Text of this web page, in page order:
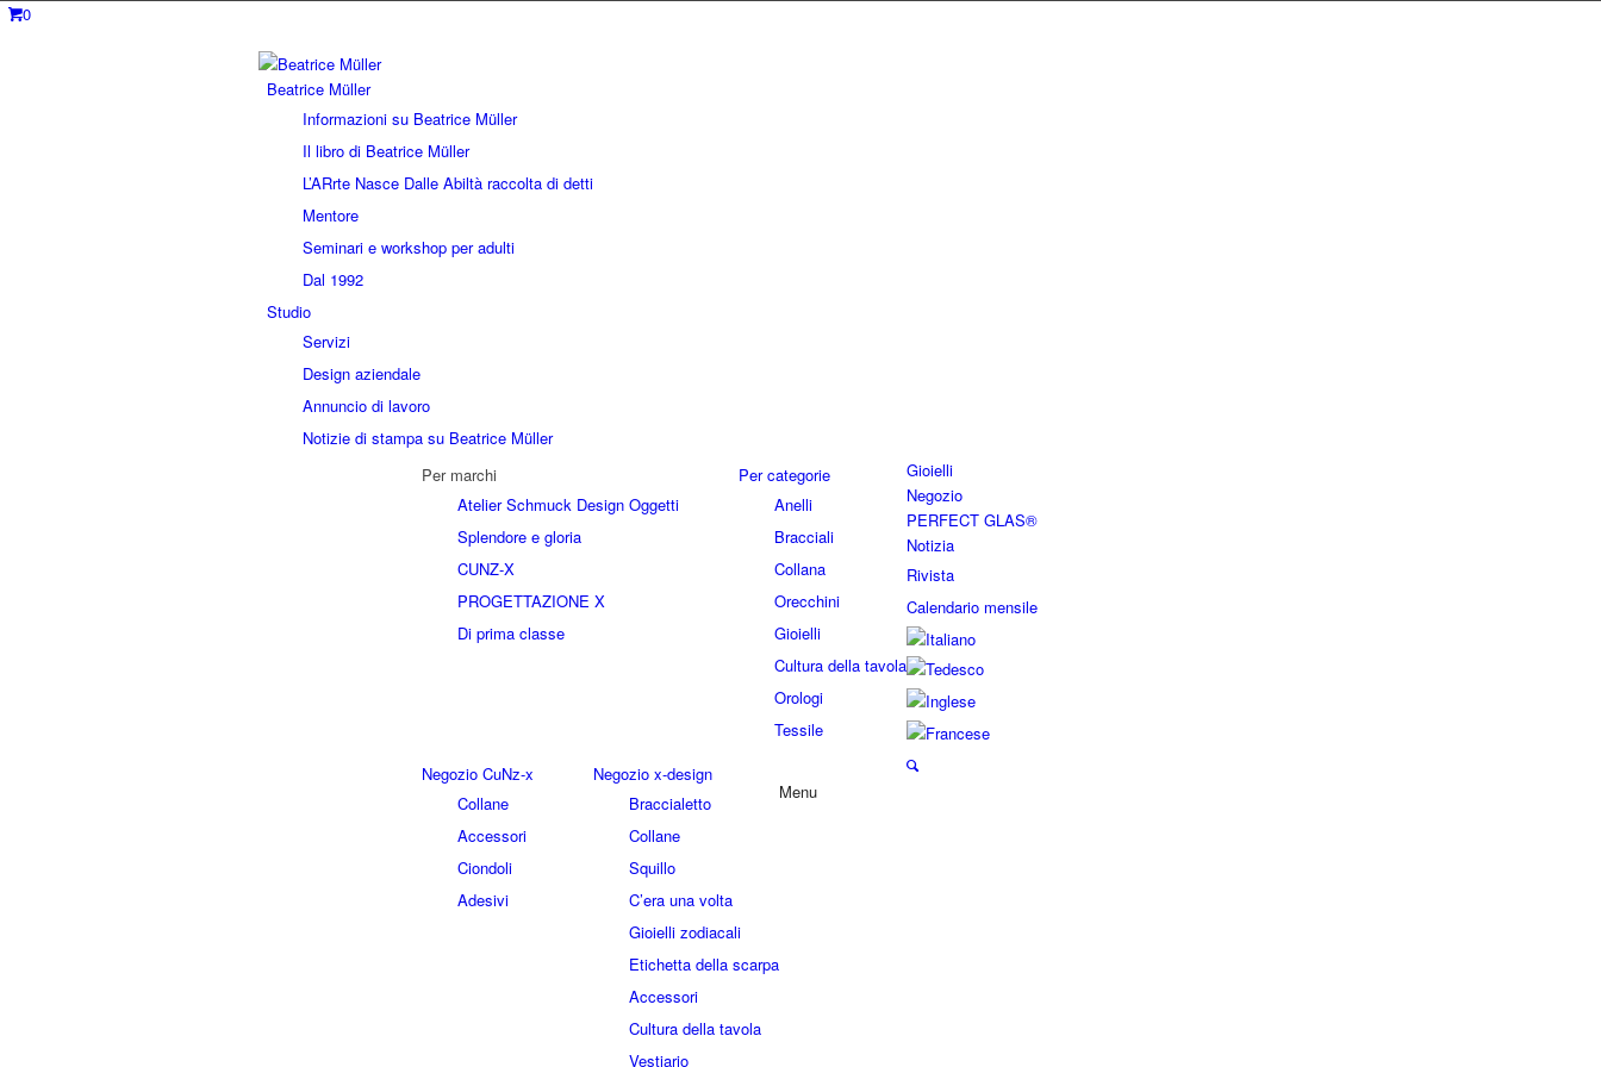
0
Beatrice Müller
Informazioni su Beatrice Müller
Il libro di Beatrice Müller
L’ARrte Nasce Dalle Abiltà raccolta di detti
Mentore
Seminari e workshop per adulti
Dal 1992
Studio
Servizi
Design aziendale
Annuncio di lavoro
Notizie di stampa su Beatrice Müller
Gioielli
Per marchi
Atelier Schmuck Design Oggetti
Splendore e gloria
CUNZ-X
PROGETTAZIONE X
Di prima classe
Per categorie
Anelli
Bracciali
Collana
Orecchini
Gioielli
Cultura della tavola
Orologi
Tessile
Negozio
Negozio CuNz-x
Collane
Accessori
Ciondoli
Adesivi
Negozio x-design
Braccialetto
Collane
Squillo
C’era una volta
Gioielli zodiacali
Etichetta della scarpa
Accessori
Cultura della tavola
Vestiario
PERFECT GLAS®
Notizia
Rivista
Calendario mensile
Menu